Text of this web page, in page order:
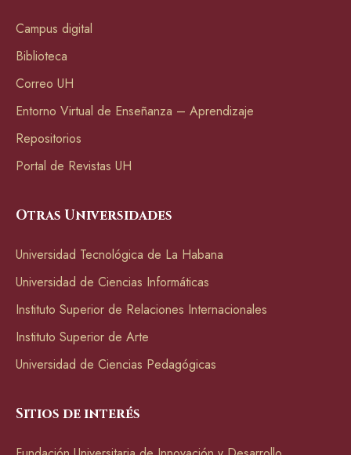
Campus digital
Biblioteca
Correo UH
Entorno Virtual de Enseñanza – Aprendizaje
Repositorios
Portal de Revistas UH
Otras Universidades
Universidad Tecnológica de La Habana
Universidad de Ciencias Informáticas
Instituto Superior de Relaciones Internacionales
Instituto Superior de Arte
Universidad de Ciencias Pedagógicas
Sitios de interés